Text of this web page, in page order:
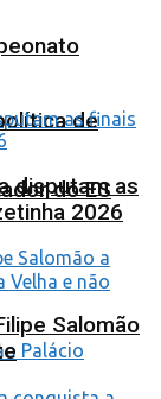
de
do ES
disputam as
2026
Salomão